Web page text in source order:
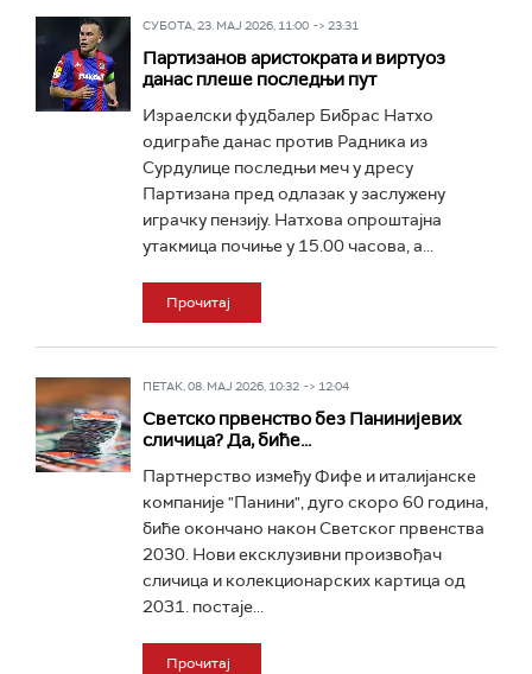
СУБОТА, 23. МАЈ 2026, 11:00 -> 23:31
Партизанов аристократа и виртуоз
данас плеше последњи пут
Израелски фудбалер Бибрас Натхо
одиграће данас против Радника из
Сурдулице последњи меч у дресу
Партизана пред одлазак у заслужену
играчку пензију. Натхова опроштајна
утакмица почиње у 15.00 часова, а...
Прочитај
ПЕТАК, 08. МАЈ 2026, 10:32 -> 12:04
Светско првенство без Панинијевих
сличица? Да, биће...
Партнерство између Фифе и италијанске
компаније "Панини", дуго скоро 60 година,
биће окончано након Светског првенства
2030. Нови ексклузивни произвођач
сличица и колекционарских картица од
2031. постаје...
Прочитај